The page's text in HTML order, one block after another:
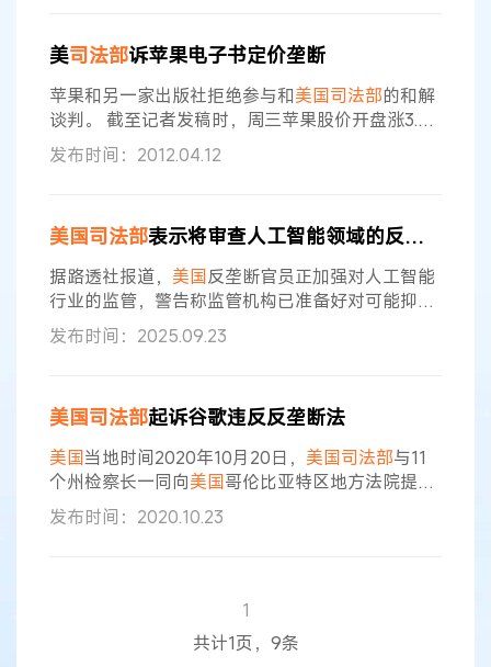
以直接制定电子书的价格，然后通过苹果商店的渠
道与之分成。而在传统图书零售行业，出版商并无
定价权，后者掌握于终端零售商的
美司法部诉苹果电子书定价垄断
苹果和另一家出版社拒绝参与和美国司法部的和解
谈判。 截至记者发稿时，周三苹果股价开盘涨3.3%
至631.77美元。 苹果辩解称，所谓的价格联盟非但
不是垄断，而是增加了电子出版物行业的竞争。这
以直接制定电子书的价格，然后通过苹果商店的渠
道与之分成。而在传统图书零售行业，出版商并无
定价权，后者掌握于终端零售商的
发布时间：2012.04.12
美国司法部表示将审查人工智能领域的反垄断风险
据路透社报道， 美国反垄断官员正加强对人工智能
行业的监管，警告称监管机构已准备好对可能抑制
竞争的做法采取行动。司法部
一次会议上表示，保护人工智能领域的开放市场是
竞争动态，并将对阻碍关键资源获取的行为保持警
惕。 Slater 强调，数据的获取仍是该行业竞争平衡
的核心要素。此番表态恰逢法院
发布时间：2025.09.23
美国司法部起诉谷歌违反反垄断法
美国当地时间2020年10月20日， 美国司法部与11
个州检察长一同向美国哥伦比亚特区地方法院提起
民事反垄断诉讼，以阻止谷歌在搜索和搜索广告行
业，通过实施违法的不正当竞争和排他行为维持其
州、佛罗里达州、乔治亚州、印第安纳州、肯塔基
拿州、南卡罗来纳州和德克萨斯州。 “如今
发布时间：2020.10.23
1
共计1页，9条